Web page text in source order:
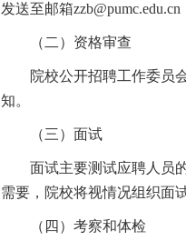
发送至邮箱zzb@pumc.edu.cn
（二 ） 资格审查
院校公开招聘工作委员
知。
（三） 面试
面试主要测试应聘人员
需要，院校将视情况组织面
（四 ） 考察和体检